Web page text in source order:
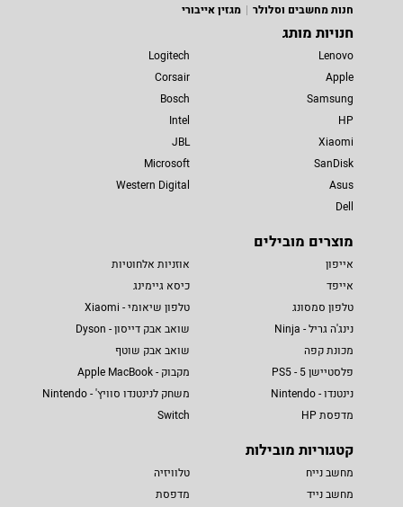
חנות מחשבים וסלולר
מגזין אייבורי
חנויות מותג
Lenovo
Apple
Samsung
HP
Xiaomi
SanDisk
Asus
Dell
Logitech
Corsair
Bosch
Intel
JBL
Microsoft
Western Digital
מוצרים מובילים
אייפון
אייפד
טלפון סמסונג
נינג'ה גריל - Ninja
מכונת קפה
פלסטיישן 5 - PS5
נינטנדו - Nintendo
מדפסת HP
אוזניות אלחוטיות
כיסא גיימינג
טלפון שיאומי - Xiaomi
שואב אבק דייסון - Dyson
שואב אבק שוטף
מקבוק - Apple MacBook
משחק לנינטנדו סוויץ' - Nintendo
Switch
קטגוריות מובילות
מחשב נייח
מחשב נייד
טלוויזיה
מדפסת